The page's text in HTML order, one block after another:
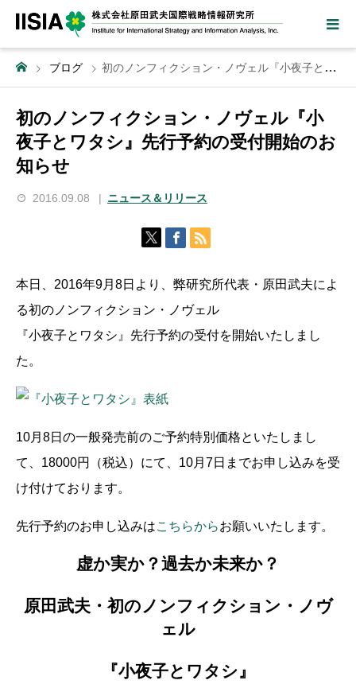
ブログ 初のノンフィクション・ノヴェル『小夜子とワタシ』先行予約の受付開始のお知らせ
初のノンフィクション・ノヴェル『小
夜子とワタシ』先行予約の受付開始のお
知らせ
2016.09.08 ニュース＆リリース
本日、2016年9月8日より、弊研究所代表・原田武夫によ
る初のノンフィクション・ノヴェル
『小夜子とワタシ』先行予約の受付を開始いたしまし
た。
10月8日の一般発売前のご予約特別価格といたしまし
て、18000円（税込）にて、10月7日までお申し込みを受
け付けております。
先行予約のお申し込みはこちらからお願いいたします。
虚か実か？過去か未来か？
原田武夫・初のノンフィクション・ノヴ
ェル
『小夜子とワタシ』